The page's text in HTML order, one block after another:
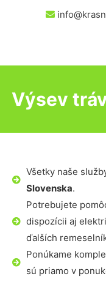
Výsev
Všetky naše
Slovenska.
Potrebujete
dispozícii aj
ďalších
Ponúkame
sú priamo v